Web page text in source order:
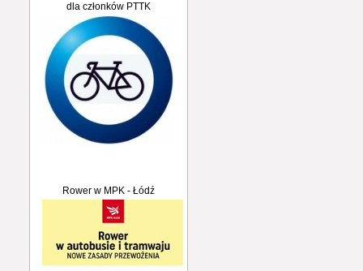
dla członków PTTK
Rower w MPK - Łódź